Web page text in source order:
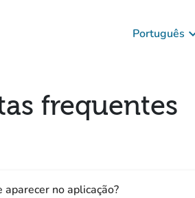
Português
frequentes
no aplicação?